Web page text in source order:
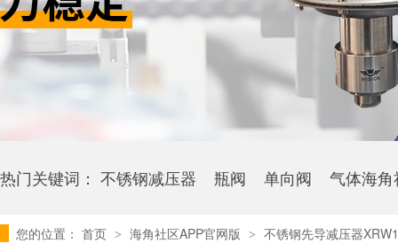
热门关键词： 不锈钢减压器 瓶阀 单向阀 气体海
您的位置： 首页 > 海角社区APP官网版 > 不锈钢先导减压器